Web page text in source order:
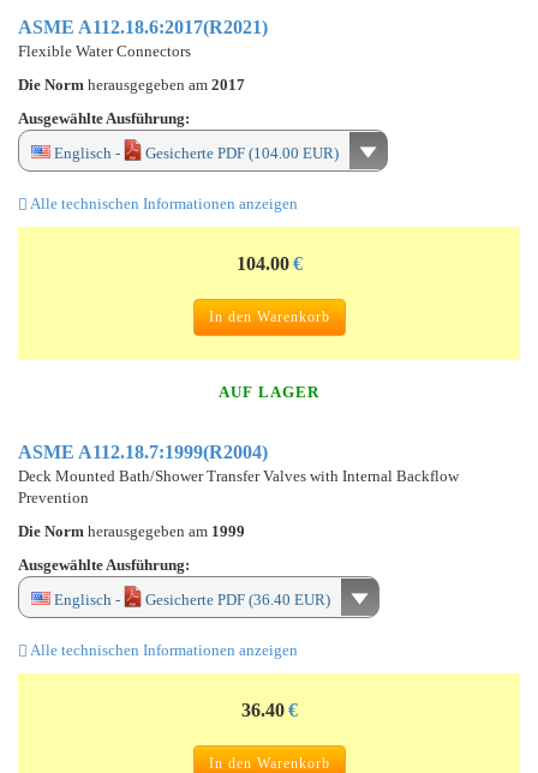
ASME A112.18.6:2017(R2021)
Flexible Water Connectors
Die Norm herausgegeben am 2017
Ausgewählte Ausführung:
Englisch -
Gesicherte PDF (104.00 EUR)
Alle technischen Informationen anzeigen
104.00 €
In den Warenkorb
AUF LAGER
ASME A112.18.7:1999(R2004)
Deck Mounted Bath/Shower Transfer Valves with Internal Backflow
Prevention
Die Norm herausgegeben am 1999
Ausgewählte Ausführung:
Englisch -
Gesicherte PDF (36.40 EUR)
Alle technischen Informationen anzeigen
36.40 €
In den Warenkorb